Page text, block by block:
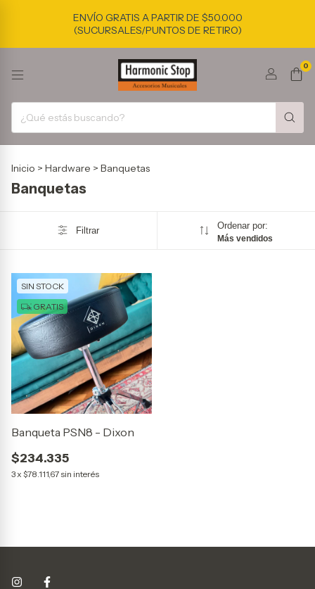
ENVÍO GRATIS A PARTIR DE $50.000
(SUCURSALES/PUNTOS DE RETIRO)
0
Inicio > Hardware > Banquetas
Banquetas
Filtrar Ordenar por:
Más vendidos
SIN STOCK
GRATIS
Banqueta PSN8 - Dixon
$234.335
3x $78.111,67 sin interés